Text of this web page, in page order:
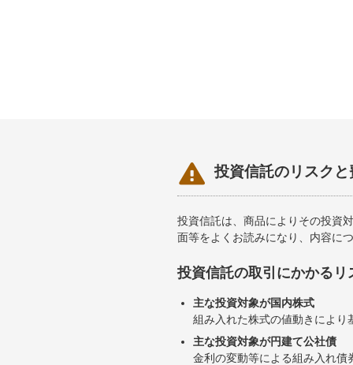
 投資信託のリスク
投資信託は、商品によりその投資
面等をよくお読みになり、内容に
投資信託の取引にかかるリ
主な投資対象が国内株式
組み入れた株式の値動きによ
主な投資対象が円建て公社債
金利の変動等による組み入れ